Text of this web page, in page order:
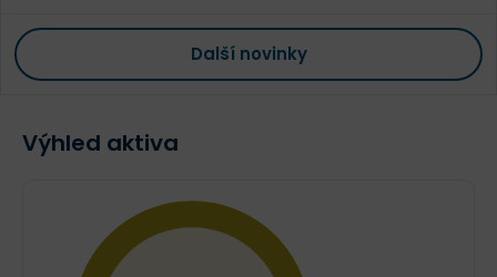
Další novinky
Výhled aktiva